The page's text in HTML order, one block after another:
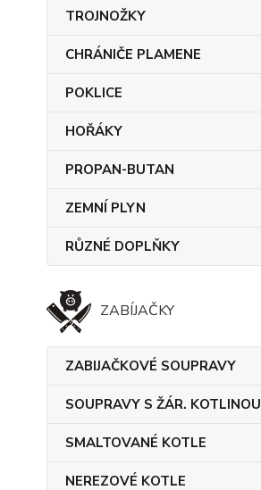
TROJNOŽKY
CHRÁNIČE PLAMENE
POKLICE
HOŘÁKY
PROPAN-BUTAN
ZEMNÍ PLYN
RŮZNÉ DOPLŇKY
ZABÍJAČKY
ZABIJAČKOVÉ SOUPRAVY
SOUPRAVY S ŽÁR. KOTLINOU
SMALTOVANÉ KOTLE
NEREZOVÉ KOTLE